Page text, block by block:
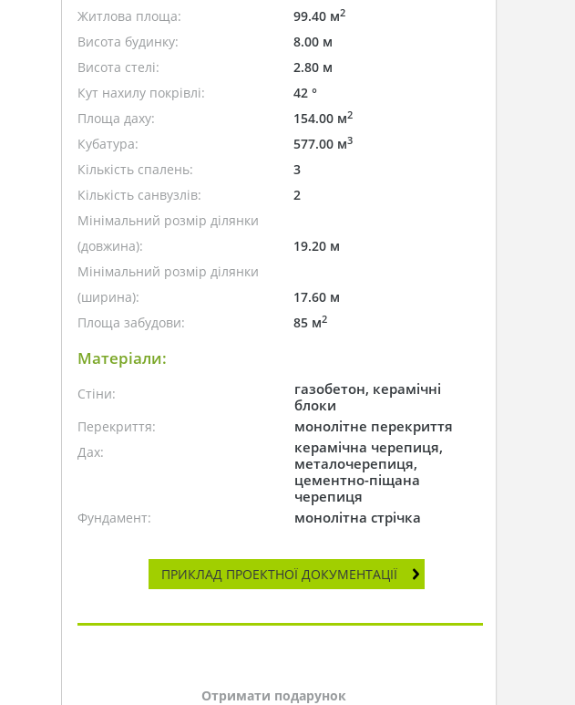
Житлова площа: 99.40 м2
Висота будинку:
8.00 м
Висота стелі:
2.80 м
Кут нахилу покрівлі:
42 °
Площа даху:
154.00 м2
Кубатура: 577.00 м3
Кількість спалень:
3
Кількість санвузлів:
2
Мінімальний розмір ділянки
(довжина):
19.20 м
Мінімальний розмір ділянки
(ширина):
17.60 м
Площа забудови:
85 м2
Матеріали:
Стіни:
газобетон, керамічні
блоки
Перекриття: монолітне перекриття
Дах:
керамічна черепиця,
металочерепиця,
цементно-піщана
черепиця
Фундамент: монолітна стрічка
ПРИКЛАД ПРОЕКТНОЇ ДОКУМЕНТАЦІЇ
Отримати подарунок